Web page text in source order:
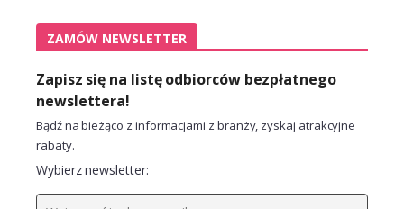
ZAMÓW NEWSLETTER
Zapisz się na listę odbiorców bezpłatnego
newslettera!
Bądź na bieżąco z informacjami z branży, zyskaj atrakcyjne
rabaty.
Wybierz newsletter: